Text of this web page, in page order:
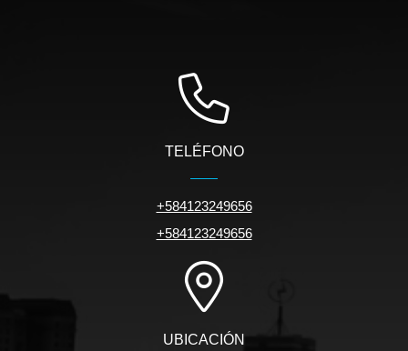
TELÉFONO
+584123249656
+584123249656
UBICACIÓN